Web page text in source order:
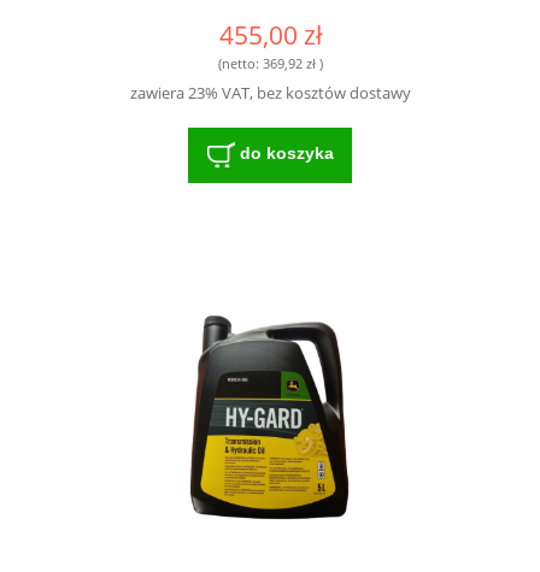
455,00 zł
(netto: 369,92 zł)
zawiera 23% VAT, bez kosztów dostawy
do koszyka